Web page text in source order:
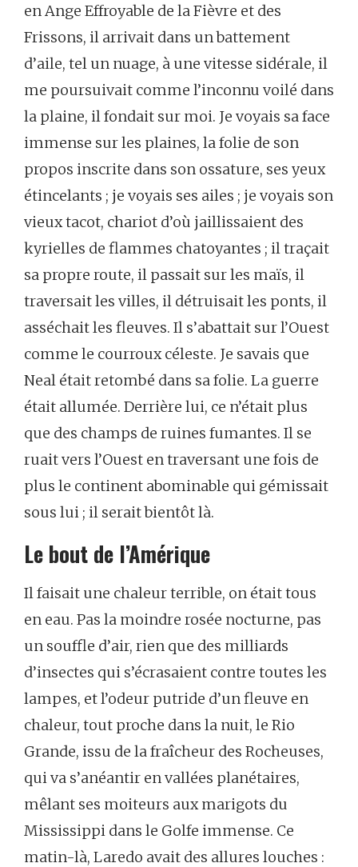
enAnge Effroyable de laFièvre et des
Frissons, il arrivait dans unbattement
d’aile, tel un nuage, à une vitesse sidérale, il
me poursuivait comme l’inconnu voilé dans
la plaine, ilfondait sur moi. Je voyais saface
immense surles plaines, lafolie de son
propos inscrite dans son ossature, ses yeux
étincelants ; je voyais ses ailes ; je voyais son
vieuxtacot, chariot d’où jaillissaient des
kyrielles de flammes chatoyantes ; iltraçait
sa propre route, il passait surles maïs, il
traversaitles villes, il détruisaitles ponts, il
asséchaitles fleuves. Il s’abattait surl’Ouest
comme le courroux céleste. Je savais que
Neal étaitretombé dans safolie. La guerre
était allumée. Derrière lui, ce n’était plus
que des champs de ruines fumantes. Il se
ruaitvers l’Ouest entraversant une fois de
plus le continent abominable qui gémissait
sous lui ; il seraitbientôtlà.
Le bout de l’Amérique
Il faisait une chaleurterrible, on étaittous
en eau. Pas la moindre rosée nocturne, pas
un souffle d’air, rien que des milliards
d’insectes qui s’écrasaient contre toutes les
lampes, etl’odeur putride d’un fleuve en
chaleur, tout proche dans la nuit, le Rio
Grande, issu de la fraîcheur des Rocheuses,
qui va s’anéantir en vallées planétaires,
mêlant ses moiteurs aux marigots du
Mississippi dans le Golfe immense. Ce
matin-là, Laredo avait des allures louches :